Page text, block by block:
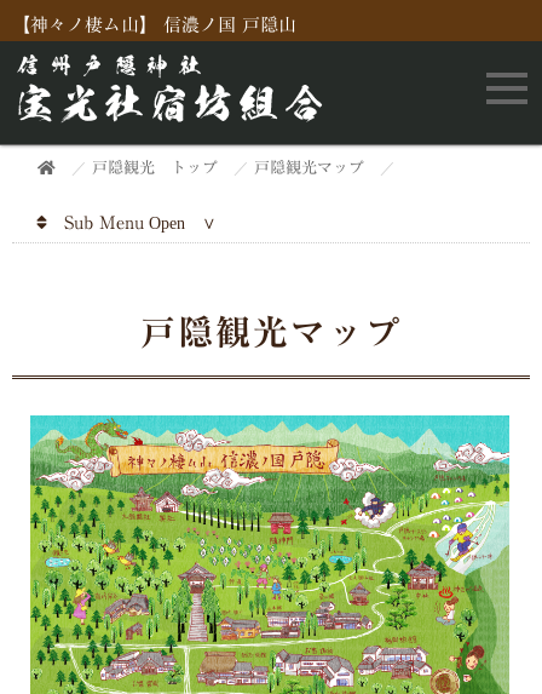
【神々ノ棲ム山】 信濃ノ国 戸隠山
戸隠観光 トップ 戸隠観光マップ
Sub Menu
戸隠観光マップ